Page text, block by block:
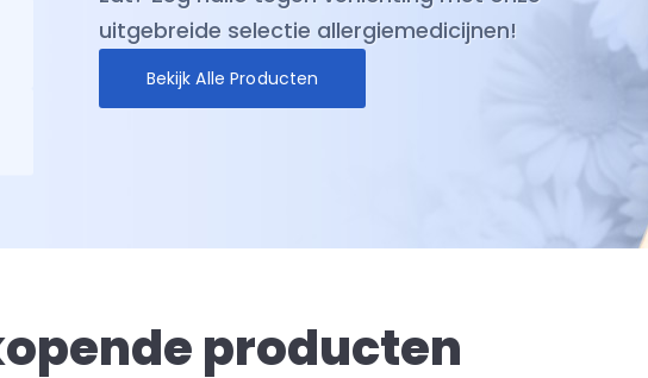
antibiotica medicijnen en ervaar het verschil
dat kwaliteit en betrouwbaarheid kunnen
maken in uw reis naar welzijn.
producten